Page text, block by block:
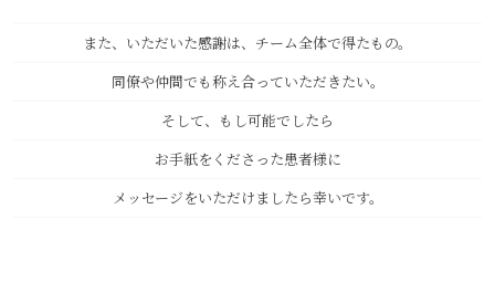
また、いただいた感謝は、チーム全体で得たもの。
同僚や仲間でも称え合っていただきたい。
そして、もし可能でしたら
お手紙をくださった患者様に
メッセージをいただけましたら幸いです。